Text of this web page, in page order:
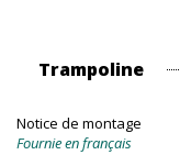
Trampoline
Notice de montage
Fournie en français